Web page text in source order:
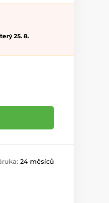
25. 8.
24 měsíců